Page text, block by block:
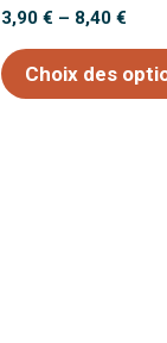
Note
sur
5
3,90 € – 8,40 €
Choix des